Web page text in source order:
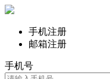
手机注册
邮箱注册
手机号